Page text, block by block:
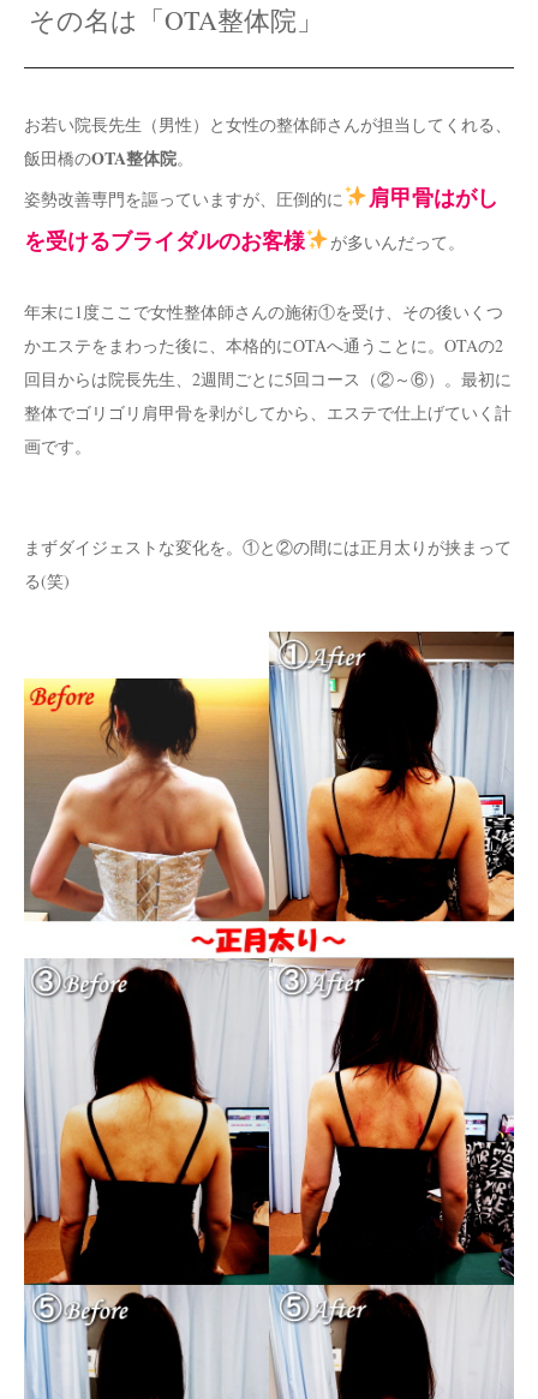
その名は「OTA整体院」
お若い院長先生（男性）と女性の整体師さんが担当してくれる、
飯田橋のOTA整体院。
姿勢改善専門を謳っていますが、圧倒的に
肩甲骨はがし
を受けるブライダルのお客様
が多いんだって。
年末に1度ここで女性整体師さんの施術①を受け、その後いくつ
かエステをまわった後に、本格的にOTAへ通うことに。OTAの2
回目からは院長先生、2週間ごとに5回コース（②～⑥）。最初に
整体でゴリゴリ肩甲骨を剥がしてから、エステで仕上げていく計
画です。
まずダイジェストな変化を。①と②の間には正月太りが挟まって
る(笑)